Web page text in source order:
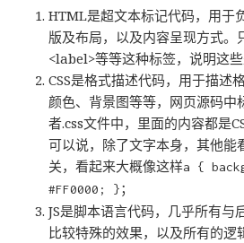
HTML是超文本标记代码，用于
版及布局，以及内容呈现方式。
<label>等等这种标签，说明这些
CSS是格式描述代码，用于描述
颜色、背景图等等，网页源码中
者.css文件中，里面的内容都是
可以说，除了文字本身，其他能
关，看起来大概像这样a {
#FF0000; }；
JS是脚本语言代码，几乎所有与
比较特殊的效果，以及所有的逻